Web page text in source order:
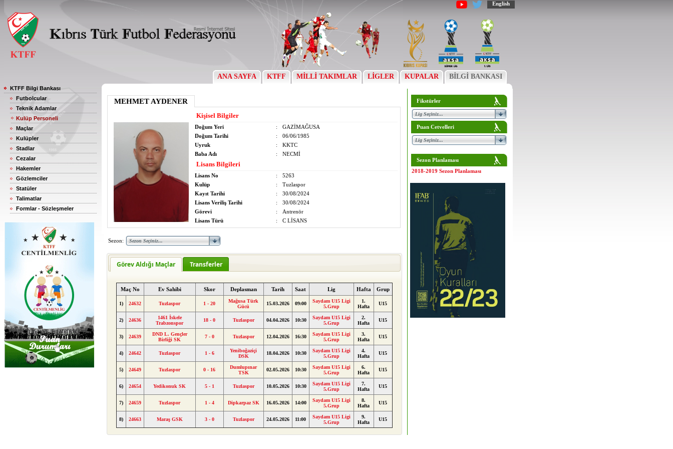
English
ANA SAYFA KTFF MİLLİ TAKIMLAR LİGLER KUPALAR BİLGİ BANKASI
KTFF Bilgi Bankası
Futbolcular
Teknik Adamlar
Kulüp Personeli
Maçlar
Kulüpler
Stadlar
Cezalar
Hakemler
Gözlemciler
Statüler
Talimatlar
Formlar - Sözleşmeler
MEHMET AYDENER
Kişisel Bilgiler
Doğum Yeri :
GAZİMAĞUSA
Doğum Tarihi
:
06/06/1985
Uyruk
:
KKTC
Baba Adı
: NECMİ
Lisans Bilgileri
Lisans No :
5263
Kulüp
:
Tuzlaspor
Kayıt Tarihi
:
30/08/2024
Lisans Veriliş Tarihi
:
30/08/2024
Görevi
:
Antrenör
Lisans Türü
: C LİSANS
Sezon:
Görev Aldığı Maçlar Transferler
Maç No Ev Sahibi Skor Deplasman Tarih Saat Lig Hafta Grup
1) 24632 Tuzlaspor 1 - 20
Mağusa Türk
Gücü
15.03.2026 09:00
Saydam U15 Ligi
5.Grup
1.
Hafta
U15
2) 24636
1461 İskele
Trabzonspor
18 - 0 Tuzlaspor 04.04.2026 10:30
Saydam U15 Ligi
5.Grup
2.
Hafta
U15
3) 24639
DND L. Gençler
Birliği SK
7 - 0 Tuzlaspor 12.04.2026 16:30
Saydam U15 Ligi
5.Grup
3.
Hafta
U15
4) 24642 Tuzlaspor 1 - 6
Yeniboğaziçi
DSK
18.04.2026 10:30
Saydam U15 Ligi
5.Grup
4.
Hafta
U15
5) 24649 Tuzlaspor 0 - 16
Dumlupınar
TSK
02.05.2026 10:30
Saydam U15 Ligi
5.Grup
6.
Hafta
U15
6) 24654 Yedikonuk SK 5 - 1 Tuzlaspor 10.05.2026 10:30
Saydam U15 Ligi
5.Grup
7.
Hafta
U15
7) 24659 Tuzlaspor 1 - 4 Dipkarpaz SK 16.05.2026 14:00
Saydam U15 Ligi
5.Grup
8.
Hafta
U15
8) 24663 Maraş GSK 3 - 0 Tuzlaspor 24.05.2026 11:00
Saydam U15 Ligi
5.Grup
9.
Hafta
U15
Fikstürler
Puan Cetvelleri
Sezon Planlaması
2018-2019 Sezon Planlaması